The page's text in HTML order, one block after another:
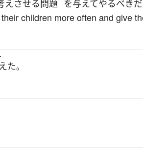
えさせる問題 を与えてやるべきだ
children more often and give
た。